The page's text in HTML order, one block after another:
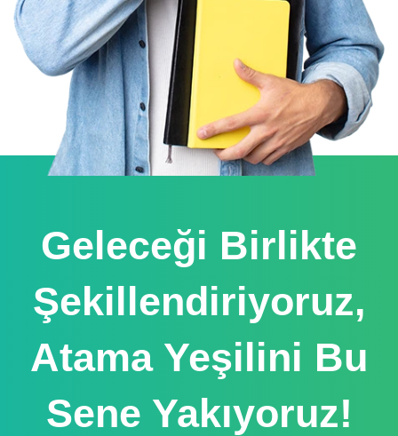
Geleceği Birlikte
Şekillendiriyoruz,
Atama Yeşilini Bu
Sene Yakıyoruz!